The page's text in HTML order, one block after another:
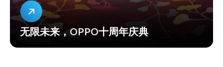
无限未来，OPPO十周年庆典